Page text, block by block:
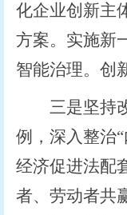
化企业创新主
方案。实施新
智能治理。创
三是坚持改
例，深入整治
经济促进法配
者、劳动者共